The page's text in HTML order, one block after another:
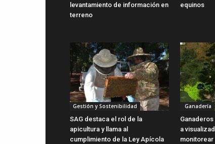
levantamiento de información en
terreno
equinos
Gestión y Sostenibilidad
SAG destaca el rol de la
apicultura y llama al
cumplimiento de la Ley Apícola
Ganadería
a